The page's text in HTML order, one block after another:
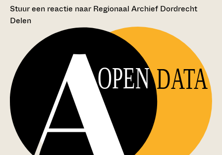
Stuur een reactie naar Regionaal Archief Dordrecht
Delen
OPEN DATA